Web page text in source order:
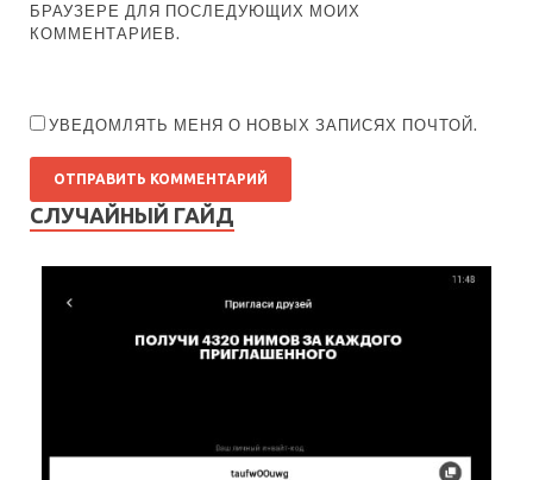
БРАУЗЕРЕ ДЛЯ ПОСЛЕДУЮЩИХ МОИХ
КОММЕНТАРИЕВ.
УВЕДОМЛЯТЬ МЕНЯ О НОВЫХ ЗАПИСЯХ ПОЧТОЙ.
СЛУЧАЙНЫЙ ГАЙД